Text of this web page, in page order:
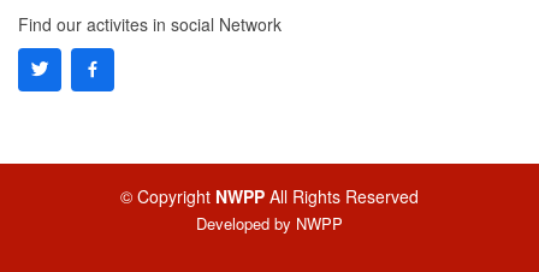
Find our activites in social Network
© Copyright NWPP All Rights Reserved
Developed by NWPP